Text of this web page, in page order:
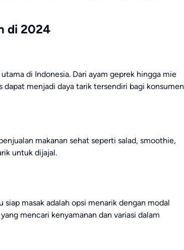
di 2024
di Indonesia. Dari ayam geprek hingga mie
dapat menjadi daya tarik tersendiri bagi konsumen
makanan sehat seperti salad, smoothie,
untuk dijajal.
masak adalah opsi menarik dengan modal
mencari kenyamanan dan variasi dalam